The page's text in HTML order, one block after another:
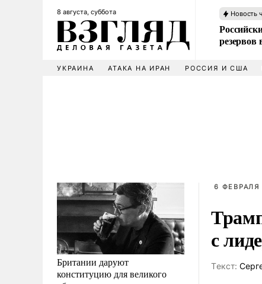
8 августа, суббота Новость
резервов
УКРАИНА АТАКА НА ИРАН РОССИЯ И США
Британии даруют
конституцию для великого
6 ФЕВРАЛЯ
с
Tекст: